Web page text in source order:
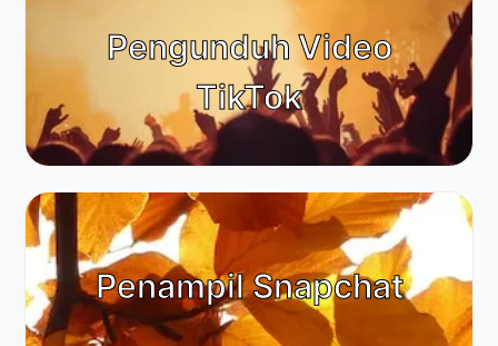
Pengunduh Video
TikTok
Penampil Snapchat